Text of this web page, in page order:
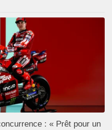
: « Prêt pour un